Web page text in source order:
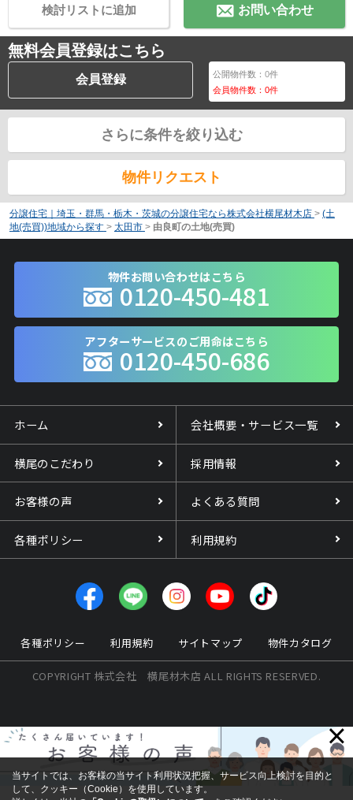
お問い合わせ
検討リストに追加
無料会員登録はこちら
会員登録 公開物件数：0件
会員物件数：0件
さらに条件を絞り込む
物件リクエスト
分譲住宅｜埼玉・群馬・栃木・茨城の分譲住宅なら株式会社横尾材木店 > (土
地(売買))地域から探す > 太田市 > 由良町の土地(売買)
物件お問い合わせはこちら
0120-450-481
アフターサービスのご用命はこちら
0120-450-686
ホーム 会社概要・サービス一覧
横尾のこだわり 採用情報
お客様の声 よくある質問
各種ポリシー 利用規約
各種ポリシー 利用規約 サイトマップ 物件カタログ
COPYRIGHT 株式会社 横尾材木店 ALL RIGHTS RESERVED.
×
当サイトでは、お客様の当サイト利用状況把握、サービス向上検討を目的と
して、クッキー（Cookie）を使用しています。